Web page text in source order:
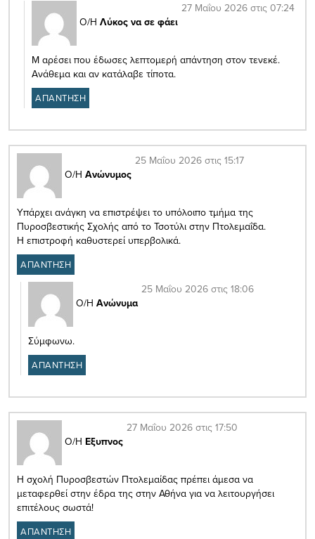
Ο/Η Λύκος να σε φάει
27 Μαΐου 2026 στις 07:24
Μ αρέσει που έδωσες λεπτομερή απάντηση στον τενεκέ.
Ανάθεμα και αν κατάλαβε τίποτα.
ΑΠΑΝΤΗΣΗ
Ο/Η Ανώνυμος
25 Μαΐου 2026 στις 15:17
Υπάρχει ανάγκη να επιστρέψει το υπόλοιπο τμήμα της
Πυροσβεστικής Σχολής από το Τσοτύλι στην Πτολεμαΐδα.
Η επιστροφή καθυστερεί υπερβολικά.
ΑΠΑΝΤΗΣΗ
Ο/Η Ανώνυμα
25 Μαΐου 2026 στις 18:06
Σύμφωνω.
ΑΠΑΝΤΗΣΗ
Ο/Η Εξυπνος
27 Μαΐου 2026 στις 17:50
Η σχολή Πυροσβεστών Πτολεμαίδας πρέπει άμεσα να
μεταφερθεί στην έδρα της στην Αθήνα για να λειτουργήσει
επιτέλους σωστά!
ΑΠΑΝΤΗΣΗ